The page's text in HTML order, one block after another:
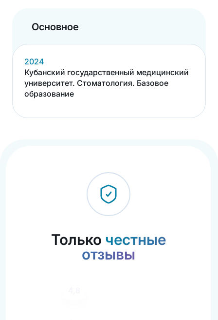
Основное
2024
Кубанский государственный медицинский
университет. Стоматология. Базовое
образование
Только честные
отзывы